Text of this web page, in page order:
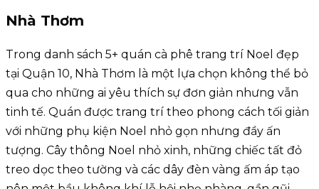
Nhà Thơm
Trong danh sách 5+ quán cà phê trang trí Noel đẹp
tại Quận 10, Nhà Thơm là một lựa chọn không thể bỏ
qua cho những ai yêu thích sự đơn giản nhưng vẫn
tinh tế. Quán được trang trí theo phong cách tối giản
với những phụ kiện Noel nhỏ gọn nhưng đầy ấn
tượng. Cây thông Noel nhỏ xinh, những chiếc tất đỏ
treo dọc theo tường và các dây đèn vàng ấm áp tạo